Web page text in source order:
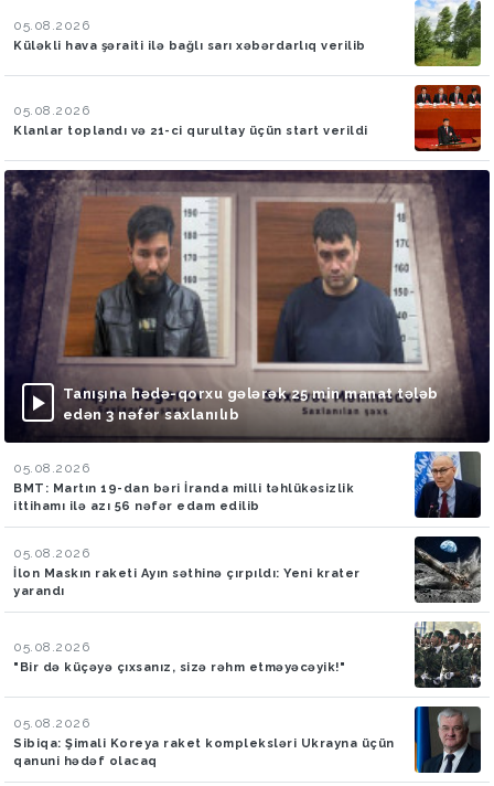
05.08.2026
Küləkli hava şəraiti ilə bağlı sarı xəbərdarlıq verilib
05.08.2026
Klanlar toplandı və 21-ci qurultay üçün start verildi
Tanışına hədə-qorxu gələrək 25 min manat tələb
edən 3 nəfər saxlanılıb
05.08.2026
BMT: Martın 19-dan bəri İranda milli təhlükəsizlik
ittihamı ilə azı 56 nəfər edam edilib
05.08.2026
İlon Maskın raketi Ayın səthinə çırpıldı: Yeni krater
yarandı
05.08.2026
"Bir də küçəyə çıxsanız, sizə rəhm etməyəcəyik!"
05.08.2026
Sibiqa: Şimali Koreya raket kompleksləri Ukrayna üçün
qanuni hədəf olacaq